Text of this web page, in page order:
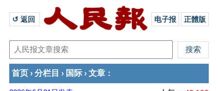
↺ 返回 电子报 正體版
首页 › 分栏目 › 国际 › 文章 ：